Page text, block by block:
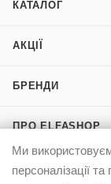
КАТАЛОГ
АКЦІЇ
БРЕНДИ
ПРО ELFASHOP
ІНФОРМАЦІЯ
Ми
персоналізації